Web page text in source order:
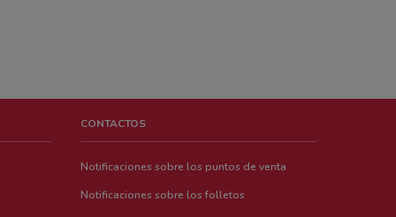
CONTACTOS
Notificaciones sobre los puntos de venta
Notificaciones sobre los folletos